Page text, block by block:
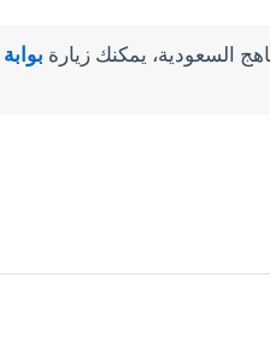
السعودية، يمكنك زيارة بوابة